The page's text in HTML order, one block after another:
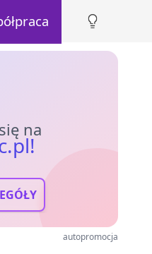
na
autopromocja